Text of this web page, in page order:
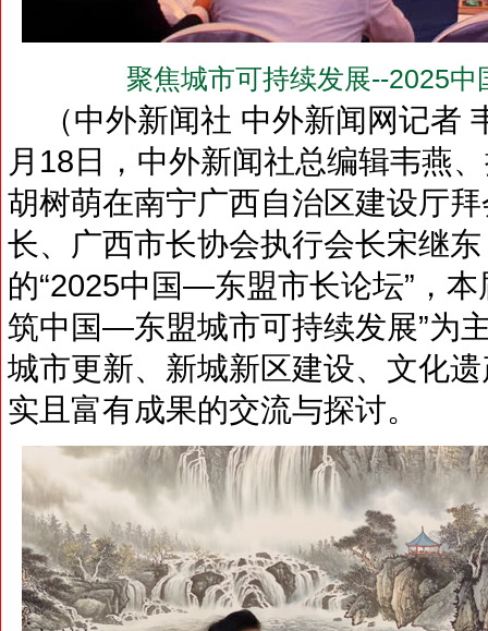
聚焦城市可持续发展--2025
（中外新闻社 中外新闻网记者
月18日，中外新闻社总编辑韦燕
胡树萌在南宁广西自治区建设厅
长、广西市长协会执行会长宋继
的“2025中国—东盟市长论坛”，
筑中国—东盟城市可持续发展”为
城市更新、新城新区建设、文化
实且富有成果的交流与探讨。